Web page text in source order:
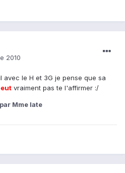
2010
avec le H et 3G je pense que sa
eut vraiment pas te l'affirmer :/
par Mme late